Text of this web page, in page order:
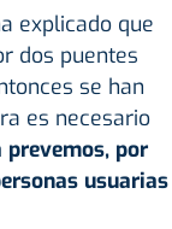
explicado que
dos puentes
se han
es necesario
prevemos, por
usuarias